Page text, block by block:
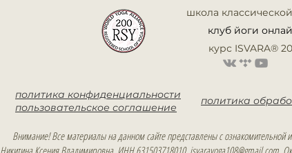
школа
клуб йоги
курс ISVARA®
Внимание! Все материалы на данном сайте представлены с
Никитина Ксения Владимировна, ИНН 631503718010, isvarayoga108@gmail.com.
пользовательское соглашение
политика конфиденциальности
политика